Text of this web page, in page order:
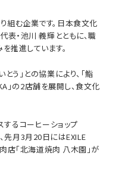
組む企業です。日本食文化
表・池川 義輝とともに、職
推進しています。
う」との協業により、「鮨
」の2店舗を展開し、食文化
するコーヒーショップ
先月3月20日にはEXILE
店「北海道焼肉 八木園」が